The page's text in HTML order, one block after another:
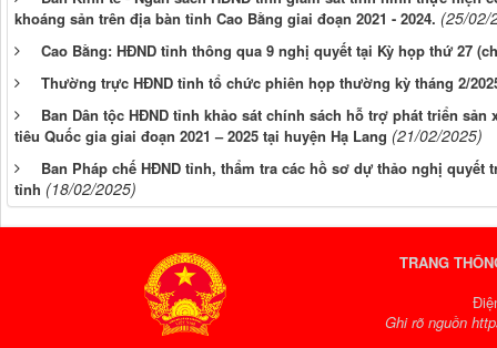
khoáng sản trên địa bàn tỉnh Cao Bằng giai đoạn 2021 - 2024. (25/02/
Cao Bằng: HĐND tỉnh thông qua 9 nghị quyết tại Kỳ họp thứ 27
Thường trực HĐND tỉnh tổ chức phiên họp thường kỳ tháng 2/
Ban Dân tộc HĐND tỉnh khảo sát chính sách hỗ trợ phát triển
tiêu Quốc gia giai đoạn 2021 – 2025 tại huyện Hạ Lang (21/02/2025)
Ban Pháp chế HĐND tỉnh, thẩm tra các hồ sơ dự thảo nghị quyết
tỉnh (18/02/2025)
TRANG
Ghi rõ nguồn